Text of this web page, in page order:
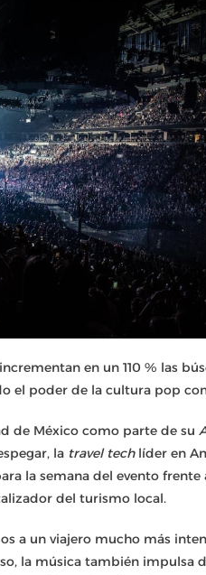
en un 110 % las
el poder de la cultura pop
de México como parte de su
la travel techlíder en
la semana del evento
del turismo local.
a un viajero mucho más
la música también impulsa